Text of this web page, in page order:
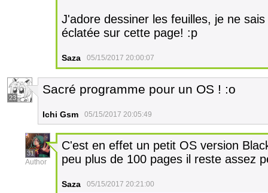
J'adore dessiner les feuilles, je ne
éclatée sur cette page! :p
Saza 05/15/2017 20:00:07
23
Sacré programme pour un OS ! :o
Ichi Gsm 05/15/2017 20:05:49
31
Author
C'est en effet un petit OS version
peu plus de 100 pages il reste assez
Saza 05/15/2017 20:21:00